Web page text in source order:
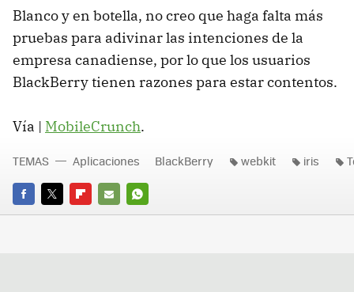
Blanco y en botella, no creo que haga falta más
pruebas para adivinar las intenciones de la
empresa canadiense, por lo que los usuarios
BlackBerry tienen razones para estar contentos.
Vía | MobileCrunch.
FACEBOOK
TWITTERFLIPBOARD
E-
WHATSAPP
TEMAS Aplicaciones BlackBerry webkit iris